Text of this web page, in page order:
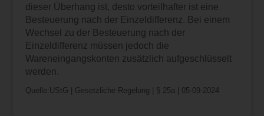
dieser Überhang ist, desto vorteilhafter ist eine
Besteuerung nach der Einzeldifferenz. Bei einem
Wechsel zu der Besteuerung nach der
Einzeldifferenz müssen jedoch die
Wareneingangskonten zusätzlich aufgeschlüsselt
werden.
Quelle:UStG | Gesetzliche Regelung | § 25a | 05-09-2024